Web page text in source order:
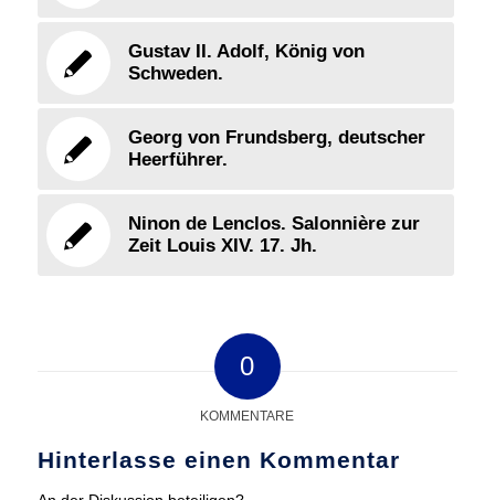
Gustav II. Adolf, König von
Schweden.
Georg von Frundsberg, deutscher
Heerführer.
Ninon de Lenclos. Salonnière zur
Zeit Louis XIV. 17. Jh.
0
KOMMENTARE
Hinterlasse einen Kommentar